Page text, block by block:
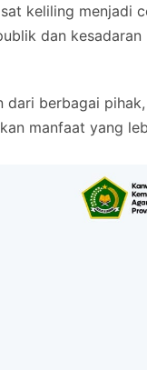
keliling menjadi
dan
dari berbagai
manfaat yang